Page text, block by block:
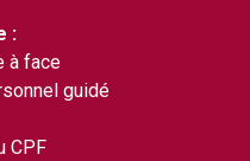
:
à face
guidé
CPF